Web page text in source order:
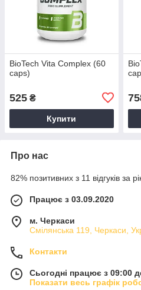
BioTech Vita Complex (60
caps)
525 ₴
Купити
Про нас
82% позитивних з 11 відгуків за
Працює з 03.09.2020
м. Черкаси
Смілянська 119, Черкаси,
Контакти
Сьогодні працює з 09:00
Показати весь графік